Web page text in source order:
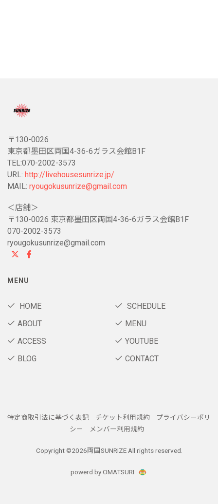
〒130-0026
東京都墨田区両国4-36-6ガラス会館B1F
TEL:070-2002-3573
URL: http://livehousesunrize.jp/
MAIL: ryougokusunrize@gmail.com
＜店舗＞
〒130-0026 東京都墨田区両国4-36-6ガラス会館B1F
070-2002-3573
ryougokusunrize@gmail.com
MENU
HOME
SCHEDULE
ABOUT
MENU
ACCESS
YOUTUBE
BLOG
CONTACT
特定商取引法に基づく表記 チケット利用規約
プライバシーポリ
シー
メンバー利用規約
Copyright ©2026両国SUNRIZE All rights reserved.
powerd by OMATSURI